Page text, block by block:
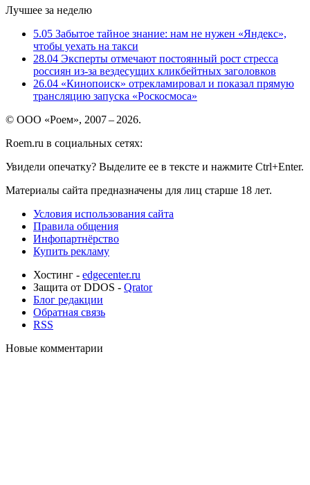
Лучшее за неделю
5.05 Забытое тайное знание: нам не нужен «Яндекс»,
чтобы уехать на такси
28.04 Эксперты отмечают постоянный рост стресса
россиян из-за вездесущих кликбейтных заголовков
26.04 «Кинопоиск» отрекламировал и показал прямую
трансляцию запуска «Роскосмоса»
© ООО «Роем», 2007 – 2026.
Roem.ru в социальных сетях:
Увидели опечатку? Выделите ее в тексте и нажмите Ctrl+Enter.
Материалы сайта предназначены для лиц старше 18 лет.
Условия использования сайта
Правила общения
Инфопартнёрство
Купить рекламу
Хостинг - edgecenter.ru
Защита от DDOS - Qrator
Блог редакции
Обратная связь
RSS
Новые комментарии